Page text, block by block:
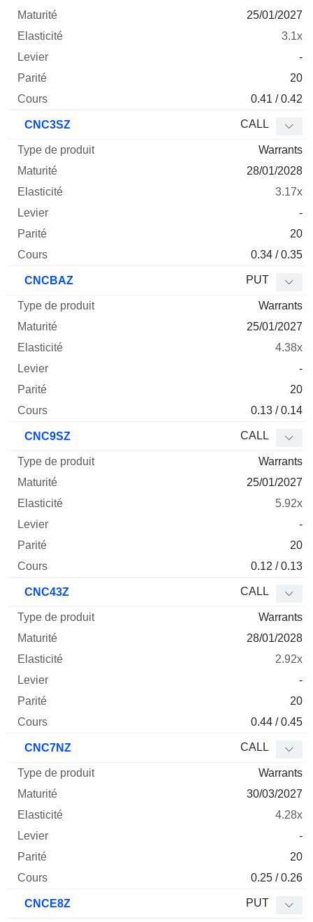
25/01/2027
3.1x
-
20
0.41 / 0.42
CNC3SZ CALL
Warrants
28/01/2028
3.17x
-
20
0.34 / 0.35
CNCBAZ PUT
Warrants
25/01/2027
4.38x
-
20
0.13 / 0.14
CNC9SZ CALL
Warrants
25/01/2027
5.92x
-
20
0.12 / 0.13
CNC43Z CALL
Warrants
28/01/2028
2.92x
-
20
0.44 / 0.45
CNC7NZ CALL
Warrants
30/03/2027
4.28x
-
20
0.25 / 0.26
CNCE8Z PUT